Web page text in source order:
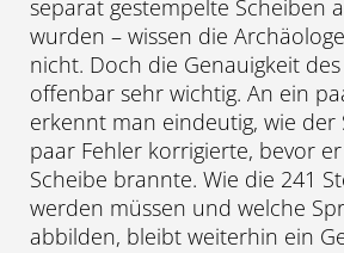
separat gestempelte Scheiben
wurden – wissen die
nicht. Doch die Genauigkeit
offenbar sehr wichtig. An ein
erkennt man eindeutig, wie der
paar Fehler korrigierte, bevor
Scheibe brannte. Wie die 241
werden müssen und welche
abbilden, bleibt weiterhin ein